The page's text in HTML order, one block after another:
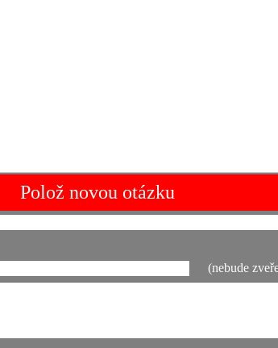
Polož novou otázku
(nebude